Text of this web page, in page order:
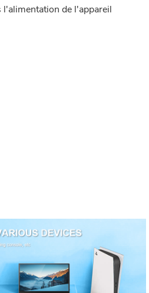
de l'appareil